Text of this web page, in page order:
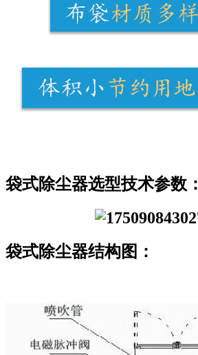
袋式除尘器选型技术参数：
袋式除尘器结构图：